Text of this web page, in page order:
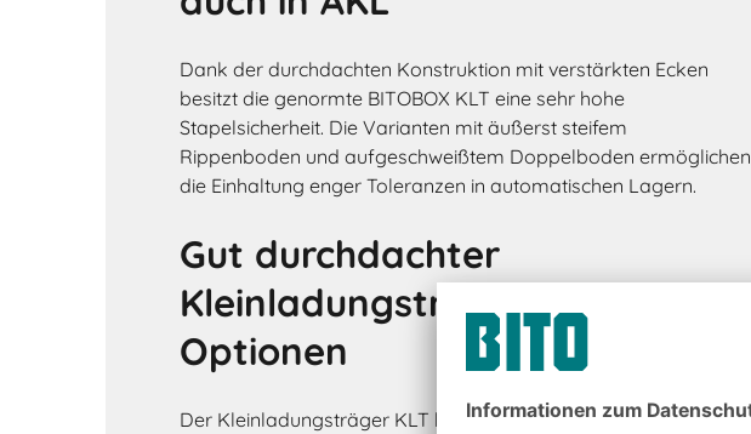
Dank der durchdachten Konstruktion mit verstärkten Ecken
besitzt die genormte BITOBOX KLT eine sehr hohe
Stapelsicherheit. Die Varianten mit äußerst steifem
Rippenboden und aufgeschweißtem Doppelboden ermöglichen
die Einhaltung enger Toleranzen in automatischen Lagern.
Gut durchdachter
Kleinladungsträger mit vielen
Optionen
Der Kleinladungsträger KLT besitzt beispielsweise Öffnungen